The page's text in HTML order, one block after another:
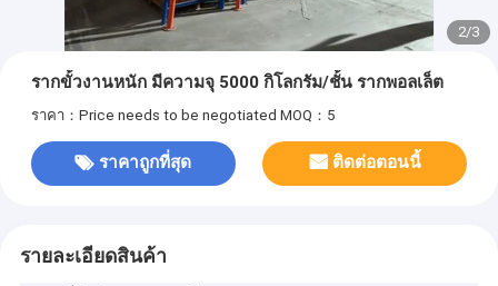
2/3
รากขั้วงานหนัก มีความจุ 5000 กิโลกรัม/ชั้น รากพอลเล็ต
ราคา：Price needs to be negotiated MOQ：5
ราคาถูกที่สุด ติดต่อตอนนี้
รายละเอียดสินค้า